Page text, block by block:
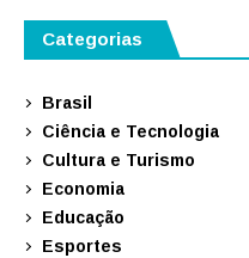
Categorias
Brasil
Ciência e Tecnologia
Cultura e Turismo
Economia
Educação
Esportes